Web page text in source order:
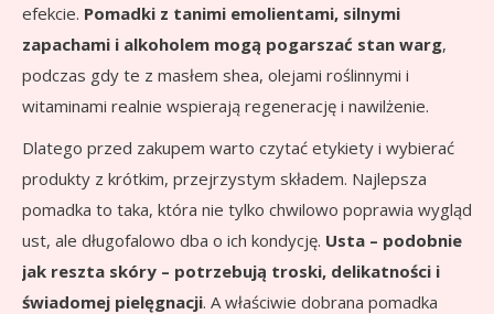
efekcie. Pomadki z tanimi emolientami, silnymi
zapachami i alkoholem mogą pogarszać stan warg,
podczas gdy te z masłem shea, olejami roślinnymi i
witaminami realnie wspierają regenerację i nawilżenie.
Dlatego przed zakupem warto czytać etykiety i wybierać
produkty z krótkim, przejrzystym składem. Najlepsza
pomadka to taka, która nie tylko chwilowo poprawia wygląd
ust, ale długofalowo dba o ich kondycję. Usta – podobnie
jak reszta skóry – potrzebują troski, delikatności i
świadomej pielęgnacji. A właściwie dobrana pomadka